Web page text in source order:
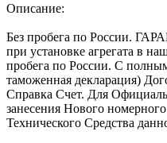
Описание:
Без пробега по России.
при установке агрегата в
пробега по России. С
таможенная декларация)
Справка Счет. Для
занесения Нового
Технического Средства